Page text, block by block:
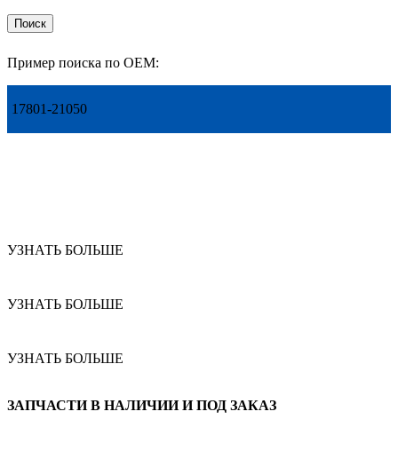
Поиск
Пример поиска по OEM:
17801-21050
УЗНАТЬ БОЛЬШЕ
УЗНАТЬ БОЛЬШЕ
УЗНАТЬ БОЛЬШЕ
ЗАПЧАСТИ В НАЛИЧИИ И ПОД ЗАКАЗ